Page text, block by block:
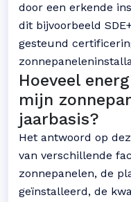
door een erkende
dit bijvoorbeeld
gesteund
Hoeveel
mijn
jaarbasis?
Het antwoord op
van verschillende
zonnepanelen, de
geïnstalleerd, de